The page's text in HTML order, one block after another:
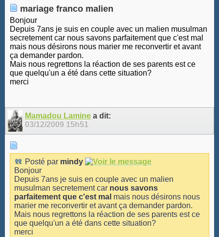
mariage franco malien
Bonjour
Depuis 7ans je suis en couple avec un malien musulman
secretement car nous savons parfaitement que c'est mal
mais nous désirons nous marier me reconvertir et avant
ça demander pardon.
Mais nous regrettons la réaction de ses parents est ce
que quelqu'un a été dans cette situation?
merci
Mamadou Lamine a dit:
03/12/2009 15h51
Posté par mindy
Bonjour
Depuis 7ans je suis en couple avec un malien
musulman secretement car nous savons
parfaitement que c'est mal mais nous désirons nous
marier me reconvertir et avant ça demander pardon.
Mais nous regrettons la réaction de ses parents est ce
que quelqu'un a été dans cette situation?
merci